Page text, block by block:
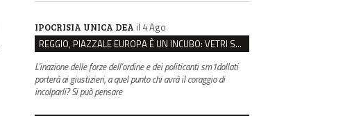
IPOCRISIA UNICA DEA il 4 Ago
REGGIO, PIAZZALE EUROPA È UN INCUBO: VETRI SPACCATI E FURTI SULLE AUTO IN SOSTA
L'inazione delle forze dell'ordine e dei politicanti sm1dollati
porterà ai giustizieri, a quel punto chi avrà il coraggio di
incolparli? Si può pensare